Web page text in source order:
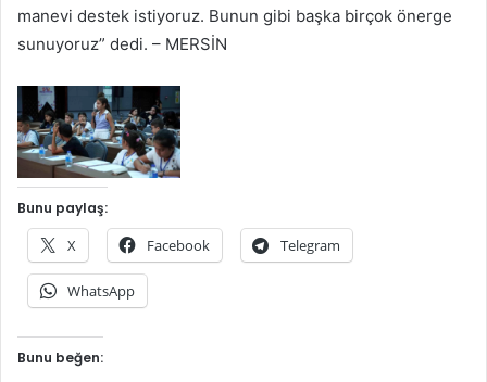
manevi destek istiyoruz. Bunun gibi başka birçok önerge
sunuyoruz” dedi. – MERSİN
Bunu paylaş:
X Facebook Telegram
WhatsApp
Bunu beğen: